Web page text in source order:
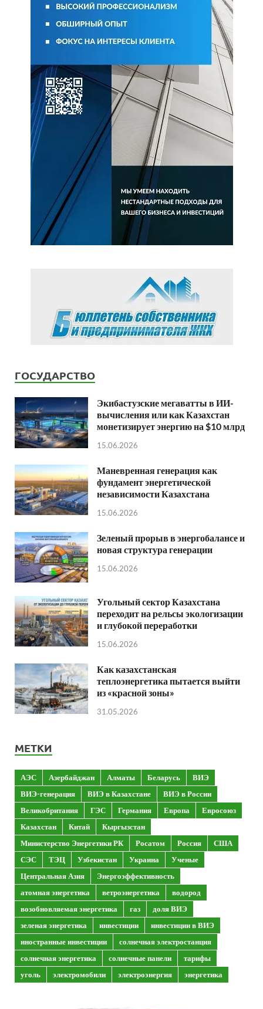
ГОСУДАРСТВО
Экибастузские мегаватты в ИИ-
вычисления или как Казахстан
монетизирует энергию на $10 млрд
15.06.2026
Маневренная генерация как
фундамент энергетической
независимости Казахстана
15.06.2026
Зеленый прорыв в энергобалансе и
новая структура генерации
15.06.2026
Угольный сектор Казахстана
переходит на рельсы экологизации
и глубокой переработки
15.06.2026
Как казахстанская
теплоэнергетика пытается выйти
из «красной зоны»
31.05.2026
МЕТКИ
АЭС Азербайджан Алматы Беларусь
ВИЭ
ВИЭ-генерация
ВИЭ в Казахстане
ВИЭ в России
Великобритания
ГЭС Германия Европа
Евросоюз
Казахстан
Китай
Кыргызстан
Министерство Энергетики РК
Росатом Россия
США
СЭС
ТЭЦ Узбекистан Украина
Ученые
Центральная Азия
Энергоэффективность
атомная энергетика
ветроэнергетика
водород
возобновляемая энергетика
газ
доля ВИЭ
зеленая энергетика
инвестиции
инвестиции в ВИЭ
иностранные инвестиции
солнечная электростанция
солнечная энергетика
солнечные панели
тарифы
уголь
электромобили электроэнергия энергетика